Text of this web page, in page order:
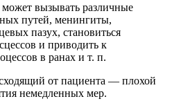
вызывать различные
путей, менингиты,
пазух, становиться
и приводить к
в ранах и т. п.
от пациента — плохой
немедленных мер.